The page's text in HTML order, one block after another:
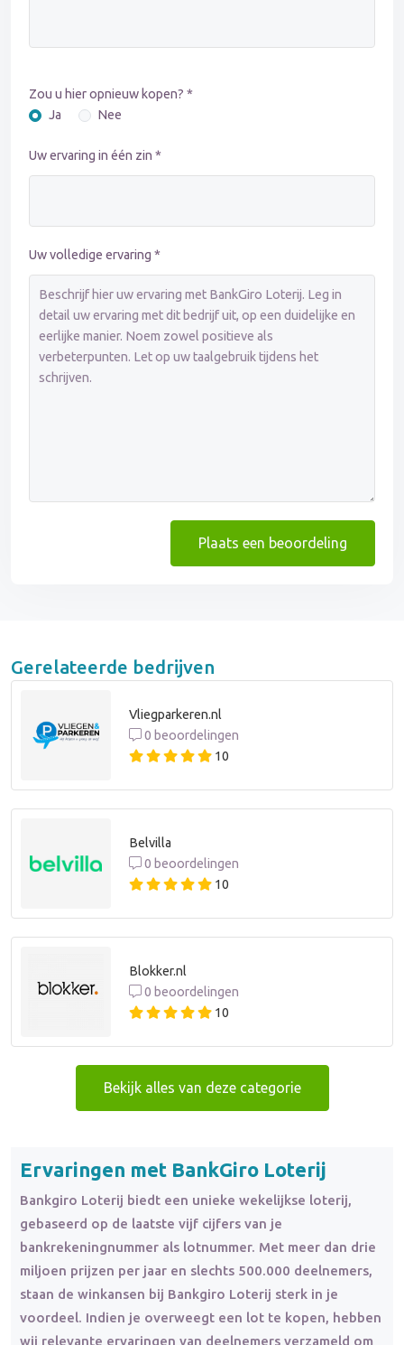
Zou u hier opnieuw kopen? *
Ja
Nee
Uw ervaring in één zin *
Uw volledige ervaring *
Plaats een beoordeling
Gerelateerde bedrijven
Vliegparkeren.nl
0 beoordelingen
10
Belvilla
0 beoordelingen
10
Blokker.nl
0 beoordelingen
10
Bekijk alles van deze categorie
Ervaringen met BankGiro Loterij
Bankgiro Loterij biedt een unieke wekelijkse loterij,
gebaseerd op de laatste vijf cijfers van je
bankrekeningnummer als lotnummer. Met meer dan drie
miljoen prijzen per jaar en slechts 500.000 deelnemers,
staan de winkansen bij Bankgiro Loterij sterk in je
voordeel. Indien je overweegt een lot te kopen, hebben
wij relevante ervaringen van deelnemers verzameld om